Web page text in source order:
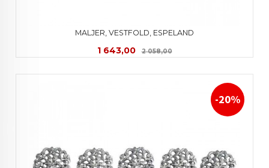
MALJER, VESTFOLD, ESPELAND
Tilbud
1 643,00 2 058,00Rabatt
-20%